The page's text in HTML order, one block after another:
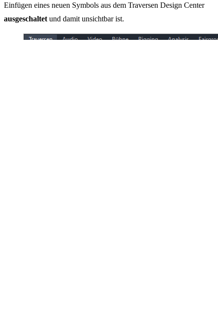
Einfügen eines neuen Symbols aus dem Traversen Design Center
ausgeschaltet und damit unsichtbar ist.